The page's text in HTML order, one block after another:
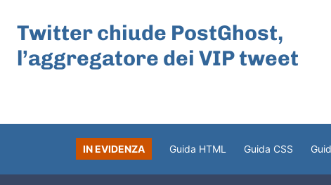
Twitter chiude PostGhost,
l’aggregatore dei VIP tweet
IN EVIDENZA Guida HTML Guida CSS